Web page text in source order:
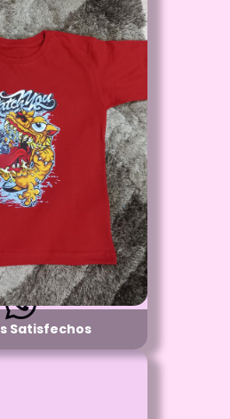
Satisfechos
2808
el gusto de atenderte
Ideas realidad
- Cojines - Gorras -
- Calcomanias -
Estampados - etc
de nuestros